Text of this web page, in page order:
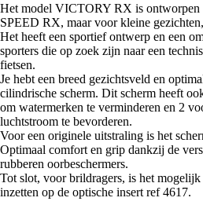
Het model VICTORY RX is ontworpen
SPEED RX, maar voor kleine
Het heeft een sportief ontwerp en een
sporters die op zoek zijn naar een
fietsen.
Je hebt een breed gezichtsveld en
cilindrische scherm. Dit scherm heeft
om watermerken te verminderen en 2
luchtstroom te bevorderen.
Voor een originele uitstraling is het
Optimaal comfort en grip dankzij de
rubberen oorbeschermers.
Tot slot, voor brildragers, is het mogelijk
inzetten op de optische insert ref 4617.